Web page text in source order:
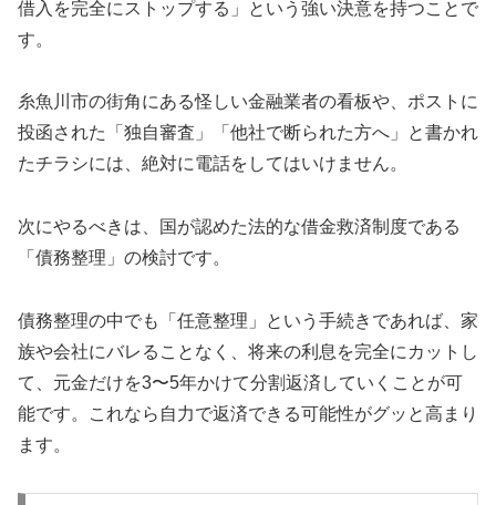
借入を完全にストップする」という強い決意を持つことで
す。
糸魚川市の街角にある怪しい金融業者の看板や、ポストに
投函された「独自審査」「他社で断られた方へ」と書かれ
たチラシには、絶対に電話をしてはいけません。
次にやるべきは、国が認めた法的な借金救済制度である
「債務整理」の検討です。
債務整理の中でも「任意整理」という手続きであれば、家
族や会社にバレることなく、将来の利息を完全にカットし
て、元金だけを3〜5年かけて分割返済していくことが可
能です。これなら自力で返済できる可能性がグッと高まり
ます。